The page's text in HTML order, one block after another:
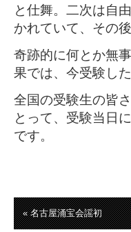
と仕舞。二次は自
かれていて、その後
奇跡的に何とか無
果では、今受験し
全国の受験生の皆
とって、受験当日
です。
« 名古屋涌宝会謡初